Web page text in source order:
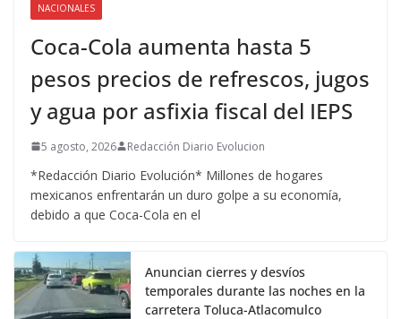
NACIONALES
Coca-Cola aumenta hasta 5
pesos precios de refrescos, jugos
y agua por asfixia fiscal del IEPS
5 agosto, 2026 Redacción Diario Evolucion
*Redacción Diario Evolución* Millones de hogares
mexicanos enfrentarán un duro golpe a su economía,
debido a que Coca-Cola en el
Anuncian cierres y desvíos
temporales durante las noches en la
carretera Toluca-Atlacomulco